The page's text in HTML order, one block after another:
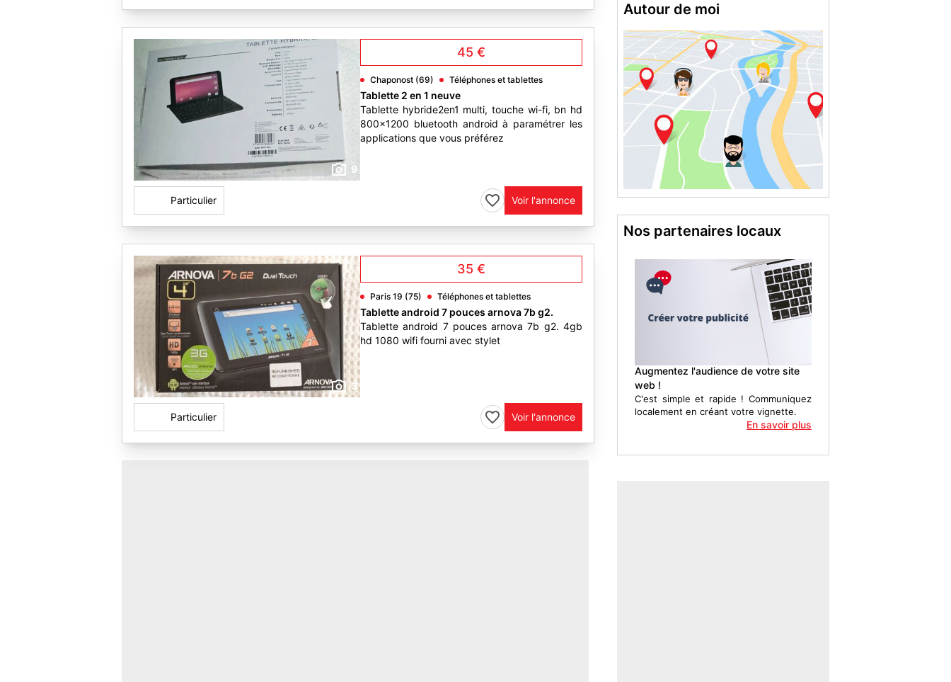
9
45 €
Chaponost (69) Téléphones et tablettes
Tablette 2 en 1 neuve
Tablette hybride2en1 multi, touche wi-fi, bn hd
800x1200 bluetooth android à paramétrer les
applications que vous préférez
Particulier Voir l'annonce
3
35 €
Paris 19 (75) Téléphones et tablettes
Tablette android 7 pouces arnova 7b g2.
Tablette android 7 pouces arnova 7b g2. 4gb
hd 1080 wifi fourni avec stylet
Particulier Voir l'annonce
Autour de moi
Nos partenaires locaux
Augmentez l'audience de votre site
web !
C'est simple et rapide ! Communiquez
localement en créant votre vignette.
En savoir plus